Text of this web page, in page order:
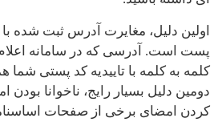
اولین دلیل، مغایرت آدرس ثبت شده
پست است. آدرسی که در سامانه اعلام
کلمه به کلمه با تاییدیه کد پستی شما
دومین دلیل بسیار رایج، ناخوانا
کردن امضای برخی از صفحات